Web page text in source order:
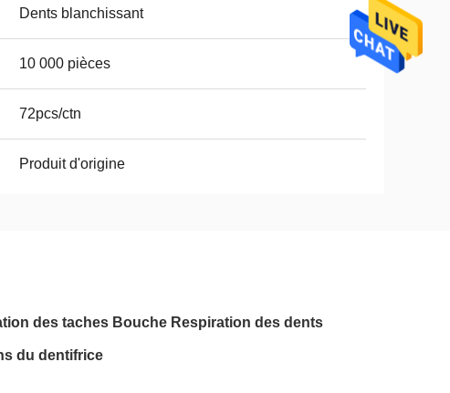
Dents blanchissant
10 000 pièces
72pcs/ctn
Produit d'origine
des taches Bouche Respiration des dents
du dentifrice